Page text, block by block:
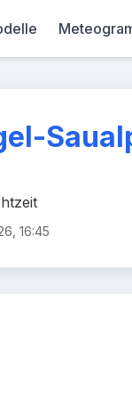
16:45